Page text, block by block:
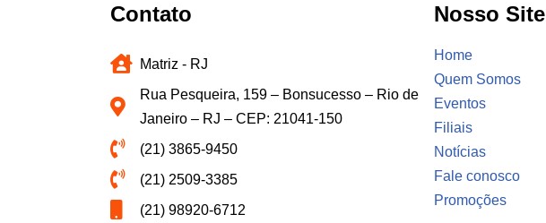
Contato
Matriz - RJ
Rua Pesqueira, 159 – Bonsucesso – Rio de
Janeiro – RJ – CEP: 21041-150
(21) 3865-9450
(21) 2509-3385
(21) 98920-6712
Nosso Site
Home
Quem Somos
Eventos
Filiais
Notícias
Fale conosco
Promoções